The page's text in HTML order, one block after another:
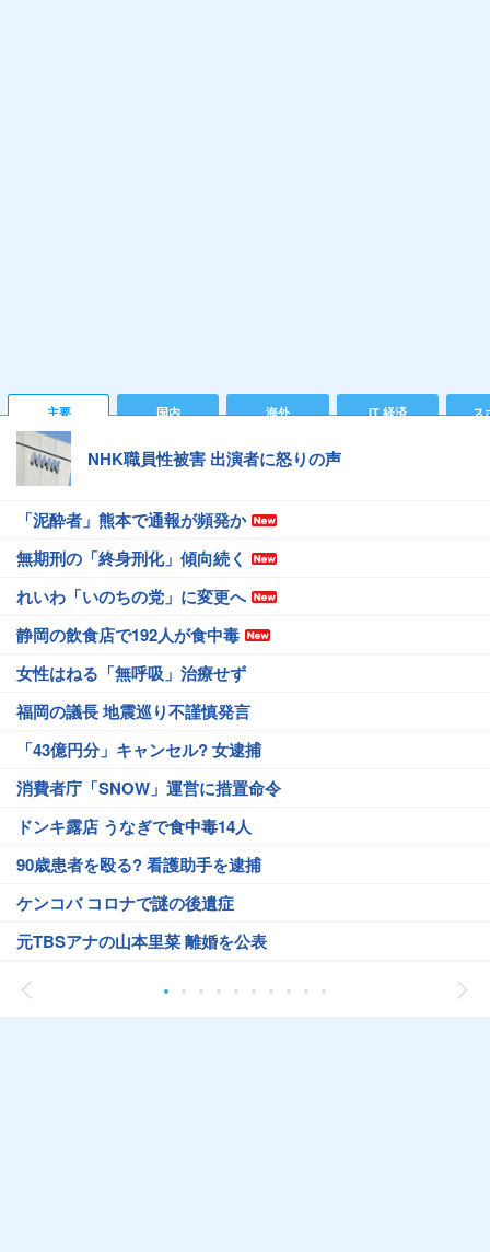
主要 国内 海外 IT 経済 ス
NHK職員性被害 出演者に怒りの声
「泥酔者」熊本で通報が頻発か
無期刑の「終身刑化」傾向続く
れいわ「いのちの党」に変更へ
静岡の飲食店で192人が食中毒
女性はねる「無呼吸」治療せず
福岡の議長 地震巡り不謹慎発言
「43億円分」キャンセル? 女逮捕
消費者庁「SNOW」運営に措置命令
ドンキ露店 うなぎで食中毒14人
90歳患者を殴る? 看護助手を逮捕
ケンコバ コロナで謎の後遺症
元TBSアナの山本里菜 離婚を公表